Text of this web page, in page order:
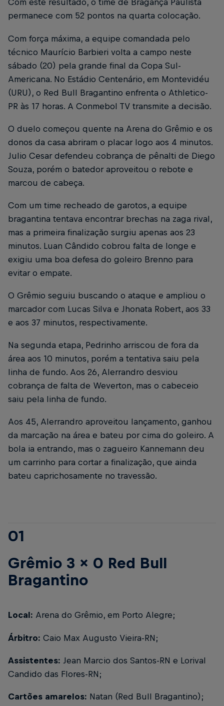
Com este resultado, o time de Bragança Paulista
permanece com 52 pontos na quarta colocação.
Com força máxima, a equipe comandada pelo
técnico Maurício Barbieri volta a campo neste
sábado (20) pela grande final da Copa Sul-
Americana. No Estádio Centenário, em Montevidéu
(URU), o Red Bull Bragantino enfrenta o Athletico-
PR às 17 horas. A Conmebol TV transmite a decisão.
O duelo começou quente na Arena do Grêmio e os
donos da casa abriram o placar logo aos 4 minutos.
Julio Cesar defendeu cobrança de pênalti de Diego
Souza, porém o batedor aproveitou o rebote e
marcou de cabeça.
Com um time recheado de garotos, a equipe
bragantina tentava encontrar brechas na zaga rival,
mas a primeira finalização surgiu apenas aos 23
minutos. Luan Cândido cobrou falta de longe e
exigiu uma boa defesa do goleiro Brenno para
evitar o empate.
O Grêmio seguiu buscando o ataque e ampliou o
marcador com Lucas Silva e Jhonata Robert, aos 33
e aos 37 minutos, respectivamente.
Na segunda etapa, Pedrinho arriscou de fora da
área aos 10 minutos, porém a tentativa saiu pela
linha de fundo. Aos 26, Alerrandro desviou
cobrança de falta de Weverton, mas o cabeceio
saiu pela linha de fundo.
Aos 45, Alerrandro aproveitou lançamento, ganhou
da marcação na área e bateu por cima do goleiro. A
bola ia entrando, mas o zagueiro Kannemann deu
um carrinho para cortar a finalização, que ainda
bateu caprichosamente no travessão.
01
Grêmio 3 x 0 Red Bull
Bragantino
Local: Arena do Grêmio, em Porto Alegre;
Árbitro: Caio Max Augusto Vieira-RN;
Assistentes: Jean Marcio dos Santos-RN e Lorival
Candido das Flores-RN;
Cartões amarelos: Natan (Red Bull Bragantino);